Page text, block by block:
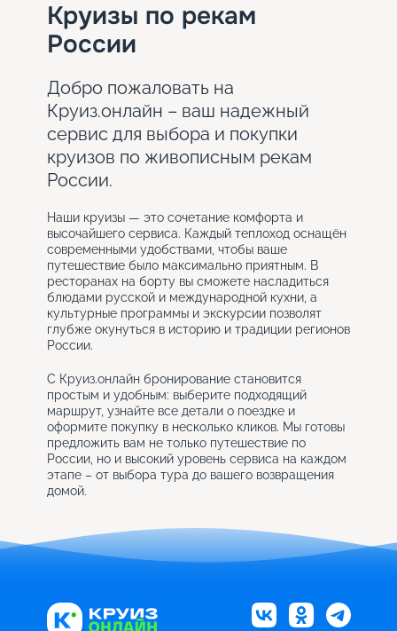
Круизы по рекам
России
Добро пожаловать на
Круиз.онлайн – ваш надежный
сервис для выбора и покупки
круизов по живописным рекам
России.
Наши круизы — это сочетание комфорта и
высочайшего сервиса. Каждый теплоход оснащён
современными удобствами, чтобы ваше
путешествие было максимально приятным. В
ресторанах на борту вы сможете насладиться
блюдами русской и международной кухни, а
культурные программы и экскурсии позволят
глубже окунуться в историю и традиции регионов
России.
С Круиз.онлайн бронирование становится
простым и удобным: выберите подходящий
маршрут, узнайте все детали о поездке и
оформите покупку в несколько кликов. Мы готовы
предложить вам не только путешествие по
России, но и высокий уровень сервиса на каждом
этапе – от выбора тура до вашего возвращения
домой.